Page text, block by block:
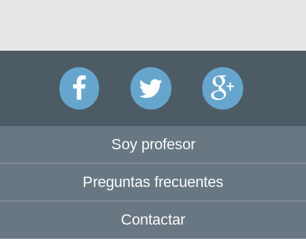
Soy profesor
Preguntas frecuentes
Contactar